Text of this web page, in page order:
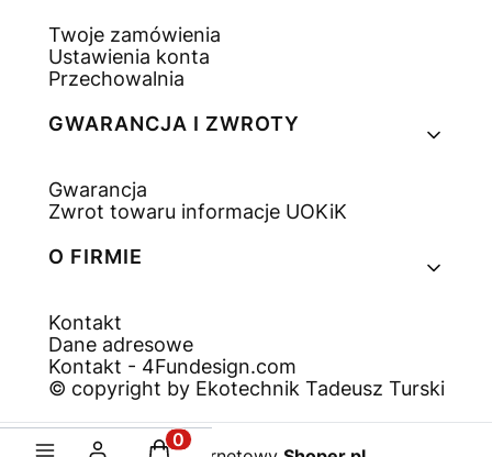
Twoje zamówienia
Ustawienia konta
Przechowalnia
GWARANCJA I ZWROTY
Gwarancja
Zwrot towaru informacje UOKiK
O FIRMIE
Kontakt
Dane adresowe
Kontakt - 4Fundesign.com
© copyright by Ekotechnik Tadeusz Turski
Produkty w koszyku: 0. Zobacz